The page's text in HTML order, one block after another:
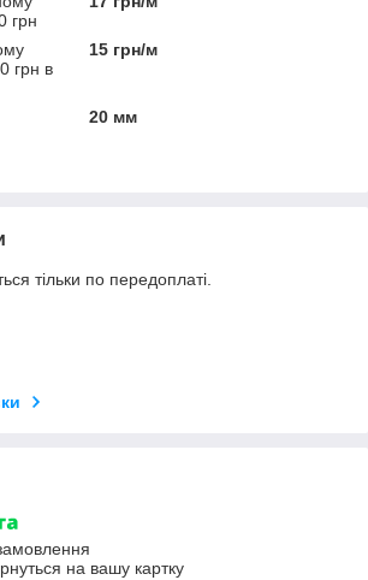
грн
грн в
15 грн/м
20 мм
тільки по передоплаті.
на вашу картку